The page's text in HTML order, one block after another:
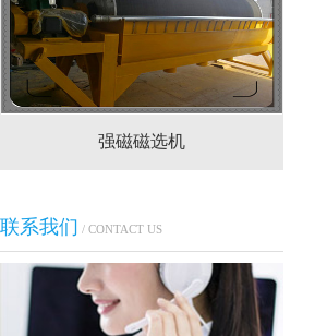
强磁磁选机
联系我们 / CONTACT US